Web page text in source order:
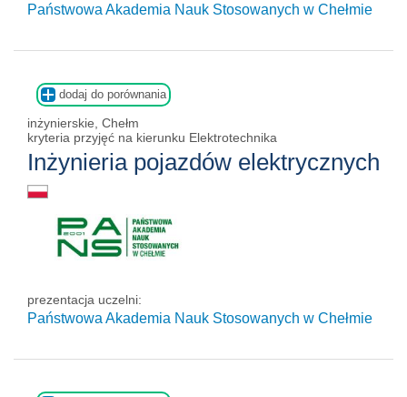
Państwowa Akademia Nauk Stosowanych w Chełmie
dodaj do porównania
inżynierskie, Chełm
kryteria przyjęć na kierunku Elektrotechnika
Inżynieria pojazdów elektrycznych
prezentacja uczelni:
Państwowa Akademia Nauk Stosowanych w Chełmie